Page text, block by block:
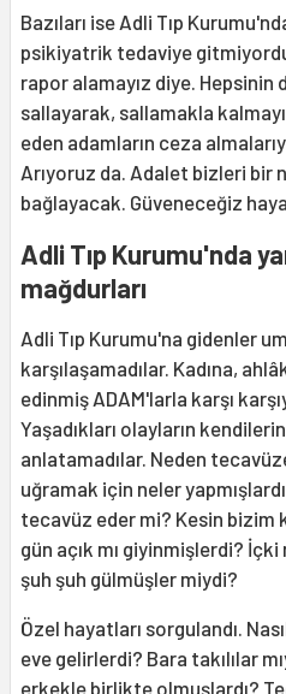
Bazıları ise Adli Tıp
psikiyatrik tedaviye
rapor alamayız diye. Hepsinin
sallayarak, sallamakla
eden adamların ceza
Arıyoruz da. Adalet bizleri bir
bağlayacak. Güveneceğiz
Adli Tıp Kurumu'nda
mağdurları
Adli Tıp Kurumu'na gidenler
karşılaşamadılar. Kadına,
edinmiş ADAM'larla karşı
Yaşadıkları olayların
anlatamadılar. Neden
uğramak için neler
tecavüz eder mi? Kesin bizim
gün açık mı giyinmişlerdi?
şuh şuh gülmüşler miydi?
Özel hayatları sorgulandı.
eve gelirlerdi? Bara takılılar
erkekle birlikte olmuşlardı?